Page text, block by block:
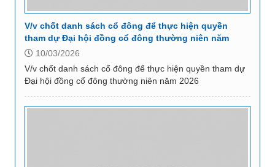
V/v chốt danh sách cổ đông để thực hiện quyền
tham dự Đại hội đồng cổ đông thường niên năm
202610/03/2026
V/v chốt danh sách cổ đông để thực hiện quyền tham dự
Đại hội đồng cổ đông thường niên năm 2026